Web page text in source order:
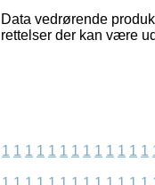
Data vedrørende
rettelser der kan være
1 1 1 1 1 1 1 1 1 1 1 1 1